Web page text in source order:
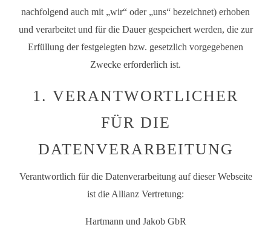
nachfolgend auch mit „wir“ oder „uns“ bezeichnet) erhoben
und verarbeitet und für die Dauer gespeichert werden, die zur
Erfüllung der festgelegten bzw. gesetzlich vorgegebenen
Zwecke erforderlich ist.
1. VERANTWORTLICHER
FÜR DIE
DATENVERARBEITUNG
Verantwortlich für die Datenverarbeitung auf dieser Webseite
ist die Allianz Vertretung:
Hartmann und Jakob GbR